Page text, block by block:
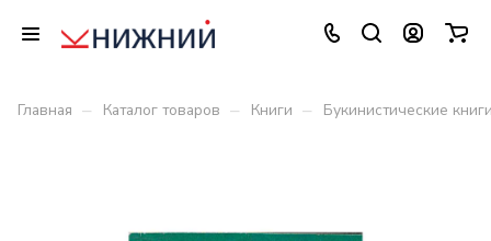
Главная – Каталог товаров – Книги – Букинистические